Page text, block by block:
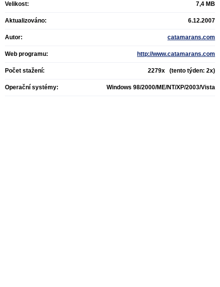
Velikost: 7,4 MB
Aktualizováno: 6.12.2007
Autor: catamarans.com
Web programu: http://www.catamarans.com
Počet stažení: 2279x (tento týden: 2x)
Operační systémy: Windows 98/2000/ME/NT/XP/2003/Vista